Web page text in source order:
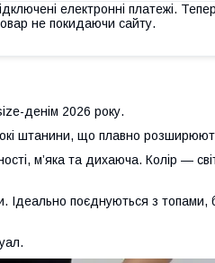
електронні платежі.
не покидаючи сайту.
денім 2026 року.
штанини, що плавно
м’яка та дихаюча. Колір —
Ідеально поєднуються з